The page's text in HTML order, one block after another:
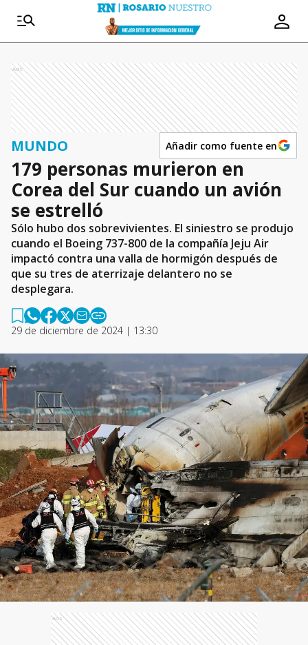
Ads
MUNDO Añadir como fuente en
179 personas murieron en
Corea del Sur cuando un avión
se estrelló
Sólo hubo dos sobrevivientes. El siniestro se produjo
cuando el Boeing 737-800 de la compañía Jeju Air
impactó contra una valla de hormigón después de
que su tres de aterrizaje delantero no se
desplegara.
29 de diciembre de 2024 | 13:30
Ads